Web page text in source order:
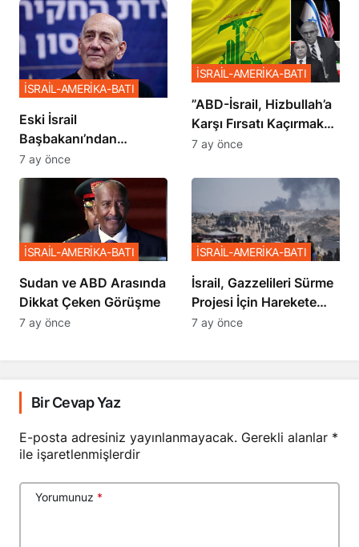
Eski İsrail
Başbakanı’ndan
Netanyahu’ya Ağır
Sözler
İSRAİL-AMERİKA-BATI
7 ay önce
​​​​​​​”ABD-İsrail, Hizbullah’a
Karşı Fırsatı Kaçırmak
İstemiyor”
İSRAİL-AMERİKA-BATI
7 ay önce
Sudan ve ABD Arasında
Dikkat Çeken Görüşme
İSRAİL-AMERİKA-BATI
7 ay önce
İsrail, Gazzelileri Sürme
Projesi İçin Harekete
Geçti
İSRAİL-AMERİKA-BATI
7 ay önce
Bir Cevap Yaz
E-posta adresiniz yayınlanmayacak. Gerekli alanlar *
ile işaretlenmişlerdir
Yorumunuz *